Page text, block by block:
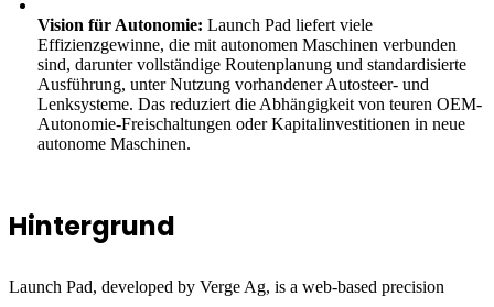
Vision für Autonomie: Launch Pad liefert viele
Effizienzgewinne, die mit autonomen Maschinen verbunden
sind, darunter vollständige Routenplanung und standardisierte
Ausführung, unter Nutzung vorhandener Autosteer- und
Lenksysteme. Das reduziert die Abhängigkeit von teuren OEM-
Autonomie-Freischaltungen oder Kapitalinvestitionen in neue
autonome Maschinen.
Hintergrund
Launch Pad, developed by Verge Ag, is a web-based precision